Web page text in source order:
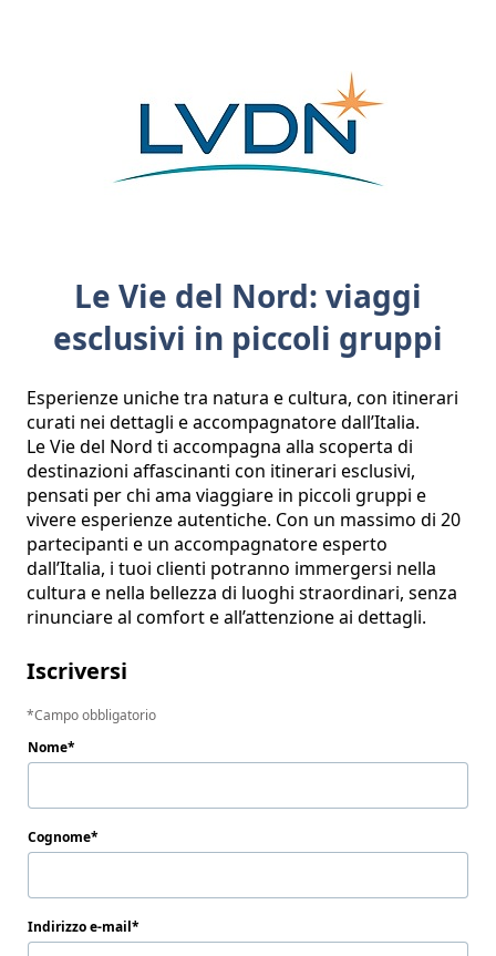
Le Vie del Nord: viaggi
esclusivi in piccoli gruppi
Esperienze uniche tra natura e cultura, con itinerari
curati nei dettagli e accompagnatore dall’Italia.
Le Vie del Nord ti accompagna alla scoperta di
destinazioni affascinanti con itinerari esclusivi,
pensati per chi ama viaggiare in piccoli gruppi e
vivere esperienze autentiche. Con un massimo di 20
partecipanti e un accompagnatore esperto
dall’Italia, i tuoi clienti potranno immergersi nella
cultura e nella bellezza di luoghi straordinari, senza
rinunciare al comfort e all’attenzione ai dettagli.
Iscriversi
Campo obbligatorio
Nome
Cognome
Indirizzo e-mail